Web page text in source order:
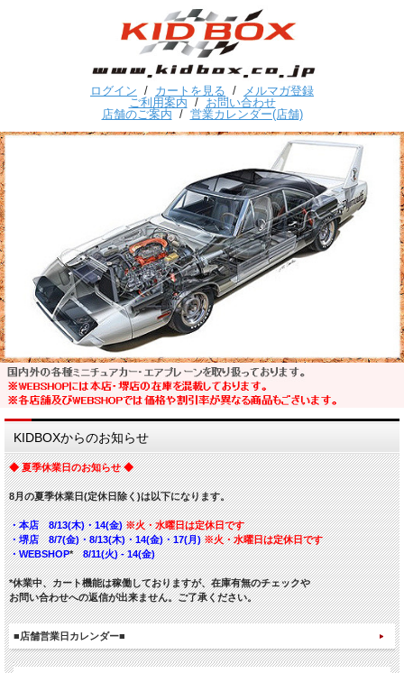
ログイン / カートを見る /
メルマガ登録
ご利用案内 / お問い合わせ
店舗のご案内 / 営業カレンダー(店舗)
KIDBOXからのお知らせ
◆ 夏季休業日のお知らせ ◆
8月の夏季休業日(定休日除く)は以下になります。
・本店 8/13(木)・14(金)※火・水曜日は定休日です
・堺店 8/7(金)・8/13(木)・14(金)・17(月)※火・水曜日は定休日です
・WEBSHOP*8/11(火) - 14(金)
*休業中、カート機能は稼働しておりますが、在庫有無のチェックや
お問い合わせへの返信が出来ません。ご了承ください。
■店舗営業日カレンダー■